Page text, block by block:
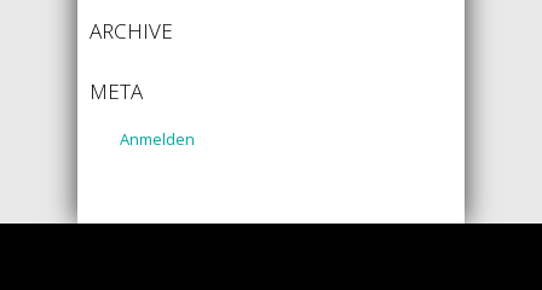
ARCHIVE
META
Anmelden